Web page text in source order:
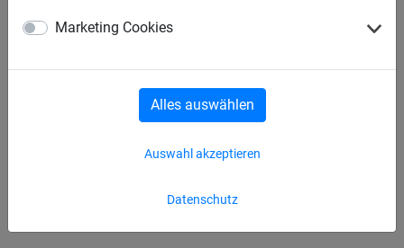
Marketing Cookies
Datenschutz
Auswahl akzeptieren
Alles auswählen
Palettenregal-Sicherheitsnetz
aus PP, ca. 5 mm stark,
Maschenweite 45 mm